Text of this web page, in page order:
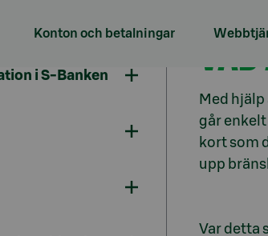
Konton och betalningar
i S-Banken
Med
går
kort som
upp
Var detta